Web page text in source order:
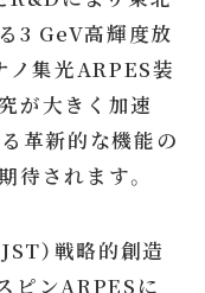
3 GeV高輝度放
ノ集光ARPES装
が大きく加速
革新的な機能の
待されます。
）戦略的創造
ピンARPESに